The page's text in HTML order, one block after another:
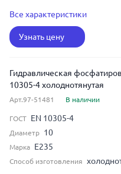
Все характеристики
Узнать цену
Гидравлическая
10305-4 холоднотянутая
Арт.97-51481 В наличии
ГОСТ EN 10305-4
Диаметр 10
Марка E235
Способ изготовления